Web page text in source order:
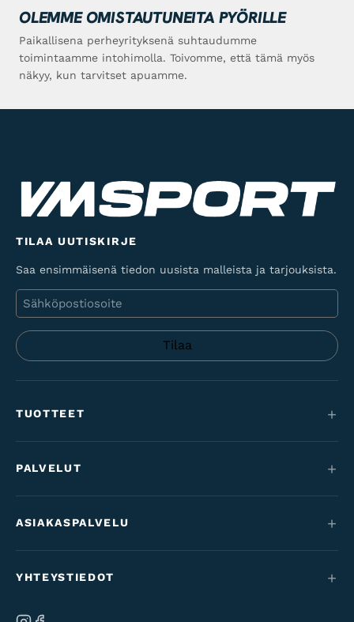
OLEMME OMISTAUTUNEITA PYÖRILLE
Paikallisena perheyrityksenä suhtaudumme
toimintaamme intohimolla. Toivomme, että tämä myös
näkyy, kun tarvitset apuamme.
TILAA UUTISKIRJE
Saa ensimmäisenä tiedon uusista malleista ja tarjouksista.
Sähköposti
TUOTTEET
Maantie & gravel
Lastenpyörät
Varaosat & tarvikkeet
PALVELUT
Työsuhdepyörät
ASIAKASPALVELU
YHTEYSTIEDOT
Ab Velo-Moto Oy